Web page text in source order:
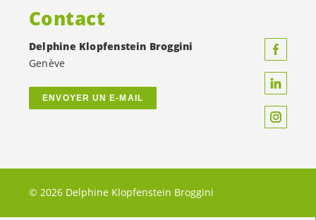
Contact
Delphine Klopfenstein Broggini
Genève
ENVOYER UN E-MAIL
© 2026 Delphine Klopfenstein Broggini